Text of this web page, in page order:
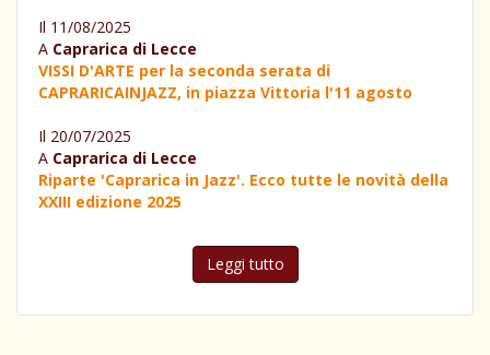
Il 11/08/2025
A Caprarica di Lecce
VISSI D'ARTE per la seconda serata di
CAPRARICAINJAZZ, in piazza Vittoria l'11 agosto
Il 20/07/2025
A Caprarica di Lecce
Riparte 'Caprarica in Jazz'. Ecco tutte le novità della
XXIII edizione 2025
Leggi tutto